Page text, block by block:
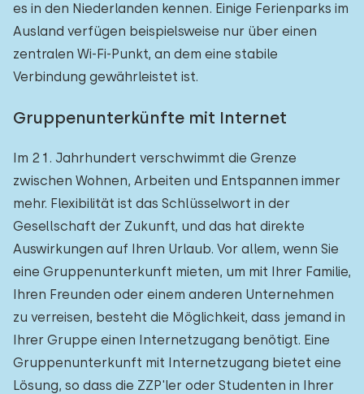
es in den Niederlanden kennen. Einige Ferienparks im
Ausland verfügen beispielsweise nur über einen
zentralen Wi-Fi-Punkt, an dem eine stabile
Verbindung gewährleistet ist.
Gruppenunterkünfte mit Internet
Im 21. Jahrhundert verschwimmt die Grenze
zwischen Wohnen, Arbeiten und Entspannen immer
mehr. Flexibilität ist das Schlüsselwort in der
Gesellschaft der Zukunft, und das hat direkte
Auswirkungen auf Ihren Urlaub. Vor allem, wenn Sie
eine Gruppenunterkunft mieten, um mit Ihrer Familie,
Ihren Freunden oder einem anderen Unternehmen
zu verreisen, besteht die Möglichkeit, dass jemand in
Ihrer Gruppe einen Internetzugang benötigt. Eine
Gruppenunterkunft mit Internetzugang bietet eine
Lösung, so dass die ZZP'ler oder Studenten in Ihrer